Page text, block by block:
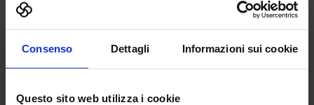
Consenso Dettagli Informazioni sui cookie
Questo sito web utilizza i cookie
Per vostra informazione, l’Autorità Garante della
Provvedimento n° 10802 (PI3489E) PUBBLICAZIONE
Verlag GmbH”.